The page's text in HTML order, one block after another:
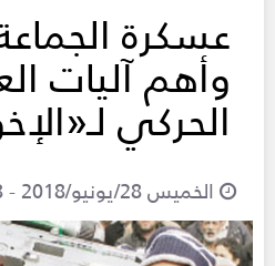
عسكرة
وأهم آليات
الحركي
الخميس 28/يونيو/2018 - 03:28 م